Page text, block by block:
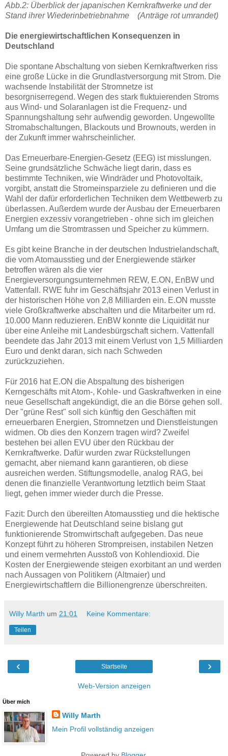
Abb.2: Überblick der japanischen Kernkraftwerke und der
Stand ihrer Wiederinbetriebnahme (Anträge rot umrandet)
Die energiewirtschaftlichen Konsequenzen in
Deutschland
Die spontane Abschaltung von sieben Kernkraftwerken riss
eine große Lücke in die Grundlastversorgung mit Strom. Die
wachsende Instabilität der Stromnetze ist
besorgniserregend. Wegen des stark fluktuierenden Stroms
aus Wind- und Solaranlagen ist die Frequenz- und
Spannungshaltung sehr aufwendig geworden. Ungewollte
Stromabschaltungen, Blackouts und Brownouts, werden in
der Zukunft immer wahrscheinlicher.
Das Erneuerbare-Energien-Gesetz (EEG) ist misslungen.
Seine grundsätzliche Schwäche liegt darin, dass es
bestimmte Techniken, wie Windräder und Photovoltaik,
vorgibt, anstatt die Stromeinsparziele zu definieren und die
Wahl der dafür erforderlichen Techniken dem Wettbewerb zu
überlassen. Außerdem wurde der Ausbau der Erneuerbaren
Energien exzessiv vorangetrieben - ohne sich im gleichen
Umfang um die Stromtrassen und Speicher zu kümmern.
Es gibt keine Branche in der deutschen Industrielandschaft,
die vom Atomausstieg und der Energiewende stärker
betroffen wären als die vier
Energieversorgungsunternehmen REW, E.ON, EnBW und
Vattenfall. RWE fuhr im Geschäftsjahr 2013 einen Verlust in
der historischen Höhe von 2,8 Milliarden ein. E.ON musste
viele Großkraftwerke abschalten und die Mitarbeiter um rd.
10.000 Mann reduzieren. EnBW konnte die Liquidität nur
über eine Anleihe mit Landesbürgschaft sichern. Vattenfall
beendete das Jahr 2013 mit einem Verlust von 1,5 Milliarden
Euro und denkt daran, sich nach Schweden
zurückzuziehen.
Für 2016 hat E.ON die Abspaltung des bisherigen
Kerngeschäfts mit Atom-, Kohle- und Gaskraftwerken in eine
neue Gesellschaft angekündigt, die an die Börse gehen soll.
Der "grüne Rest" soll sich künftig den Geschäften mit
erneuerbaren Energien, Stromnetzen und Dienstleistungen
widmen. Ob dies den Konzern tragen wird? Zweifel
bestehen bei allen EVU über den Rückbau der
Kernkraftwerke. Dafür wurden zwar Rückstellungen
gemacht, aber niemand kann garantieren, ob diese
ausreichen werden. Stiftungsmodelle, analog RAG, bei
denen die finanzielle Verantwortung letztlich beim Staat
liegt, gehen immer wieder durch die Presse.
Fazit: Durch den übereilten Atomausstieg und die hektische
Energiewende hat Deutschland seine bislang gut
funktionierende Stromwirtschaft aufgegeben. Das neue
Konzept führt zu höheren Strompreisen, instabilen Netzen
und einem vermehrten Ausstoß von Kohlendioxid. Die
Kosten der Energiewende steigen exorbitant an und werden
nach Aussagen von Politikern (Altmaier) und
Energiewirtschaftlern die Billionengrenze überschreiten.
Willy Marth um 21:01 Keine Kommentare:
Teilen
‹ ›
Startseite
Web-Version anzeigen
Über mich
Willy Marth
Mein Profil vollständig anzeigen